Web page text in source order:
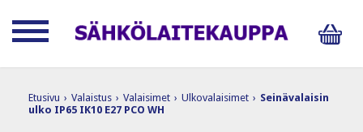
Etusivu › Valaistus › Valaisimet › Ulkovalaisimet › Seinävalaisin
ulko IP65 IK10 E27 PCO WH